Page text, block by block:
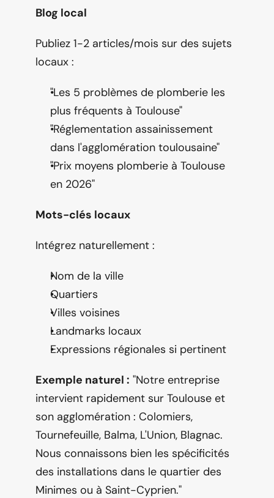
Blog local
Publiez 1-2 articles/mois sur des sujets
locaux :
"Les 5 problèmes de plomberie les
plus fréquents à Toulouse"
"Réglementation assainissement
dans l'agglomération toulousaine"
"Prix moyens plomberie à Toulouse
en 2026"
Mots-clés locaux
Intégrez naturellement :
Nom de la ville
Quartiers
Villes voisines
Landmarks locaux
Expressions régionales si pertinent
Exemple naturel : "Notre entreprise
intervient rapidement sur Toulouse et
son agglomération : Colomiers,
Tournefeuille, Balma, L'Union, Blagnac.
Nous connaissons bien les spécificités
des installations dans le quartier des
Minimes ou à Saint-Cyprien."